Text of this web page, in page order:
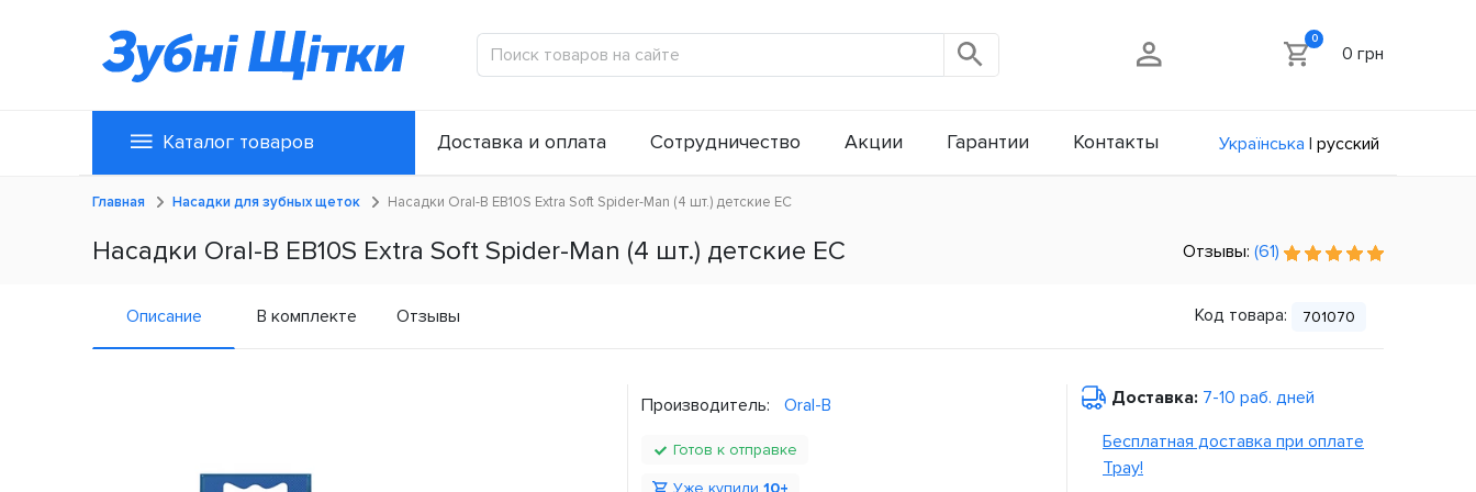
0
0 грн
Каталог товаров Доставка и оплата Сотрудничество Акции Гарантии Контакты Українська | русский
Главная Насадки для зубных щеток Насадки Oral-B EB10S Extra Soft Spider-Man (4 шт.) детские ЕС
Насадки Oral-B EB10S Extra Soft Spider-Man (4 шт.) детские ЕС Отзывы: (61)
Описание В комплекте Отзывы Код товара: 701070
Производитель: Oral-B
Готов к отправке
Доставка: 7-10 раб. дней
Бесплатная доставка при оплате
Tpay!